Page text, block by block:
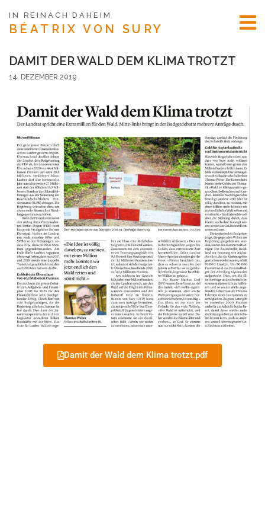
IN REINACH DAHEIM
BÉATRIXVON SURY
DAMIT DER WALD DEM KLIMA TROTZT
14. DEZEMBER 2019
Damit der Wald dem Klima trotzt.pdf